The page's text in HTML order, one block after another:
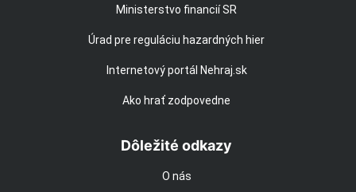
Ministerstvo financií SR
Úrad pre reguláciu hazardných hier
Internetový portál Nehraj.sk
Ako hrať zodpovedne
Dôležité odkazy
O nás